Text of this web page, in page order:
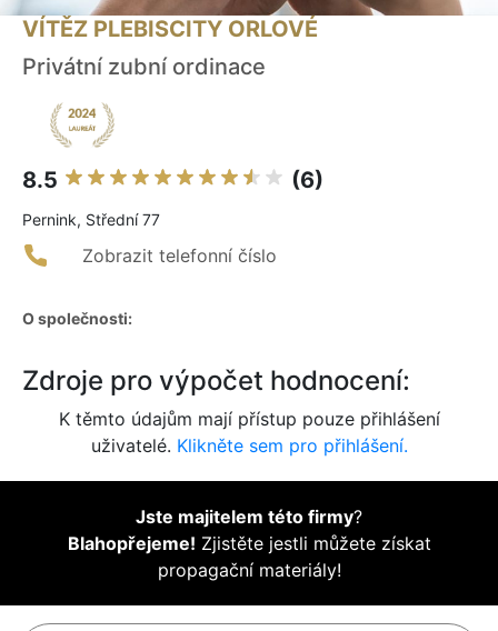
VÍTĚZ PLEBISCITY ORLOVÉ
Privátní zubní ordinace
8.5 (6)
Pernink, Střední 77
Zobrazit telefonní číslo
O společnosti:
Zdroje pro výpočet hodnocení:
K těmto údajům mají přístup pouze přihlášení
uživatelé. Klikněte sem pro přihlášení.
Jste majitelem této firmy?
Blahopřejeme! Zjistěte jestli můžete získat
propagační materiály!